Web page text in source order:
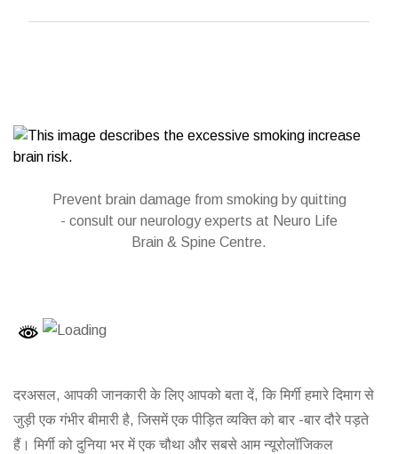
Prevent brain damage from smoking by quitting
- consult our neurology experts at Neuro Life
Brain & Spine Centre.
दरअसल, आपकी जानकारी के लिए आपको बता दें, कि मिर्गी हमारे दिमाग से
जुड़ी एक गंभीर बीमारी है, जिसमें एक पीड़ित व्यक्ति को बार -बार दौरे पड़ते
हैं। मिर्गी को दुनिया भर में एक चौथा और सबसे आम न्यूरोलॉजिकल